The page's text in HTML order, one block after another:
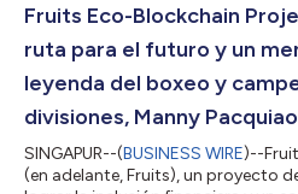
pueden agrupar en las siguientes
Fruits Eco-Blockchain
ruta para el futuro y un
leyenda del boxeo y
divisiones, Manny Pacquiao
SINGAPUR--(BUSINESS WIRE)--
(en adelante, Fruits), un proyecto